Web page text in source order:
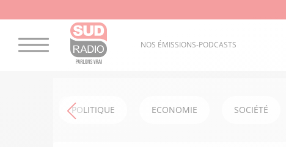
NOS ÉMISSIONS-PODCASTS
POLITIQUE ECONOMIE SOCIÉTÉ